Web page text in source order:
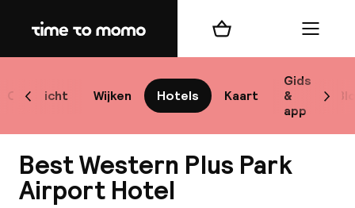
Home
Overzicht Wijken Hotels Kaart
Gids
&
app
Scroll naar links
Winkelmand Menu
Best Western Plus Park
Airport Hotel